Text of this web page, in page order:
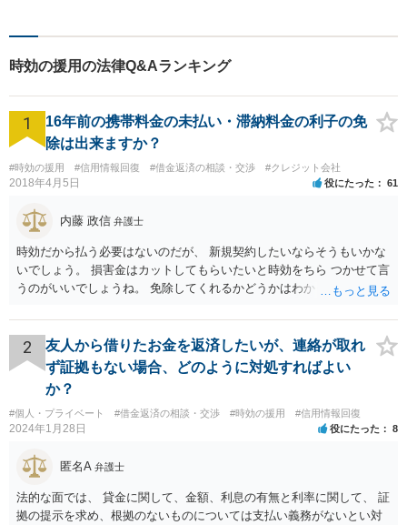
なリーガルサービスを提供い
時効の援用の法律Q&Aランキング
1
16年前の携帯料金の未払い・滞納料金の利子の免
除は出来ますか？
#時効の援用 #信用情報回復 #借金返済の相談・交渉 #クレジット会社
2018年4月5日 役にたった 61
内藤 政信 弁護士
時効だから払う必要はないのだが、 新規契約したいならそうもいかな
いでしょう。 損害金はカットしてもらいたいと時効をちら つかせて言
うのがいいでしょうね。 免除してくれるかどうかはわかりませんが。
2
友人から借りたお金を返済したいが、連絡が取れ
ず証拠もない場合、どのように対処すればよい
か？
#個人・プライベート #借金返済の相談・交渉 #時効の援用 #信用情報回復
2024年1月28日 役にたった 8
匿名A 弁護士
法的な面では、 貸金に関して、金額、利息の有無と利率に関して、 証
拠の提示を求め、根拠のないものについては支払い義務がないとい対